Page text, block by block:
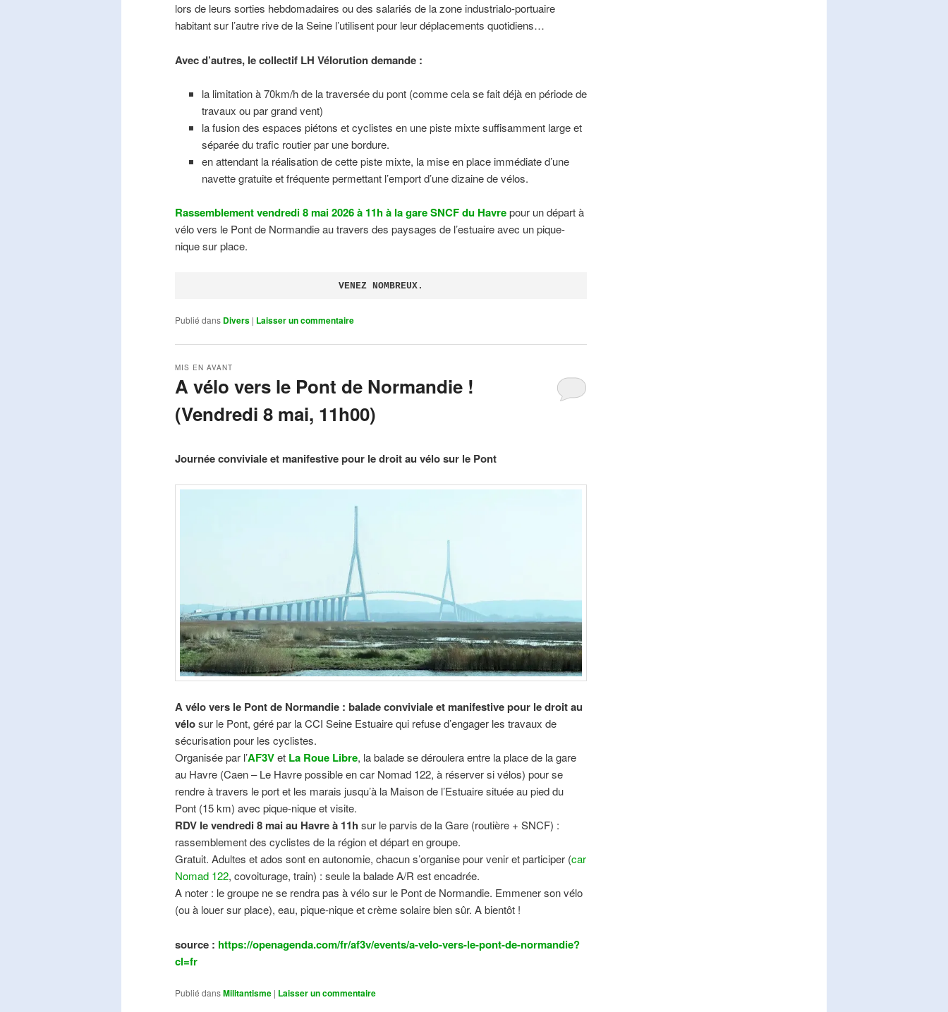
lors de leurs sorties hebdomadaires ou des salariés de la zone industrialo-portuaire
habitant sur l’autre rive de la Seine l’utilisent pour leur déplacements quotidiens…
Avec d’autres, le collectif LH Vélorution demande :
la limitation à 70km/h de la traversée du pont (comme cela se fait déjà en période de
travaux ou par grand vent)
la fusion des espaces piétons et cyclistes en une piste mixte suffisamment large et
séparée du trafic routier par une bordure.
en attendant la réalisation de cette piste mixte, la mise en place immédiate d’une
navette gratuite et fréquente permettant l’emport d’une dizaine de vélos.
Rassemblement vendredi 8 mai 2026 à 11h à la gare SNCF du Havrepour un départ à
vélo vers le Pont de Normandie au travers des paysages de l’estuaire avec un pique-
nique sur place.
VENEZ NOMBREUX.
Publié dans Divers | Laisser un commentaire
A vélo vers le Pont de Normandie !
(Vendredi 8 mai, 11h00)
MIS EN AVANT
Journée conviviale et manifestive pour le droit au vélo sur le Pont
A vélo vers le Pont de Normandie : balade conviviale et manifestivepour le droit au
vélosur le Pont, géré par la CCI Seine Estuaire qui refuse d’engager les travaux de
sécurisation pour les cyclistes.
Organisée par l’AF3Vet La Roue Libre, la balade se déroulera entre la place de la gare
au Havre (Caen – Le Havre possible en car Nomad 122, à réserver si vélos) pour se
rendre à travers le port et les marais jusqu’à la Maison de l’Estuaire située au pied du
Pont (15 km) avec pique-nique et visite.
RDV le vendredi 8 mai au Havre à 11h sur le parvis de la Gare (routière + SNCF) :
rassemblement des cyclistes de la région et départ en groupe.
Gratuit. Adultes et ados sont en autonomie, chacun s’organise pour venir et participer (car
Nomad 122, covoiturage, train) : seule la balade A/R est encadrée.
A noter : le groupe ne se rendra pas à vélo sur le Pont de Normandie. Emmener son vélo
(ou à louer sur place), eau, pique-nique et crème solaire bien sûr. A bientôt !
source : https://openagenda.com/fr/af3v/events/a-velo-vers-le-pont-de-normandie?
cl=fr
Publié dansMilitantisme | Laisser un commentaire